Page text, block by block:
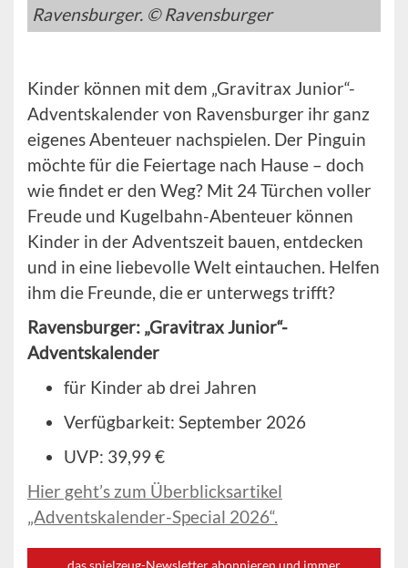
Ravensburger. © Ravensburger
Kinder können mit dem „Gravitrax Junior“-
Adventskalender von Ravensburger ihr ganz
eigenes Abenteuer nachspielen. Der Pinguin
möchte für die Feiertage nach Hause – doch
wie findet er den Weg? Mit 24 Türchen voller
Freude und Kugelbahn-Abenteuer können
Kinder in der Adventszeit bauen, entdecken
und in eine liebevolle Welt eintauchen. Helfen
ihm die Freunde, die er unterwegs trifft?
Ravensburger: „Gravitrax Junior“-
Adventskalender
für Kinder ab drei Jahren
Verfügbarkeit: September 2026
UVP: 39,99 €
Hier geht’s zum Überblicksartikel
„Adventskalender-Special 2026“.
das spielzeug-Newsletter abonnieren und immer